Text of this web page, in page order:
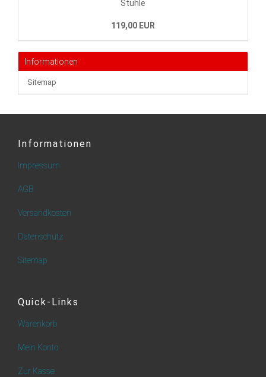
Stühle
119,00 EUR
Informationen
Sitemap
Informationen
Impressum
AGB
Versandkosten
Datenschutz
Sitemap
Quick-Links
Warenkorb
Mein Konto
Zur Kasse